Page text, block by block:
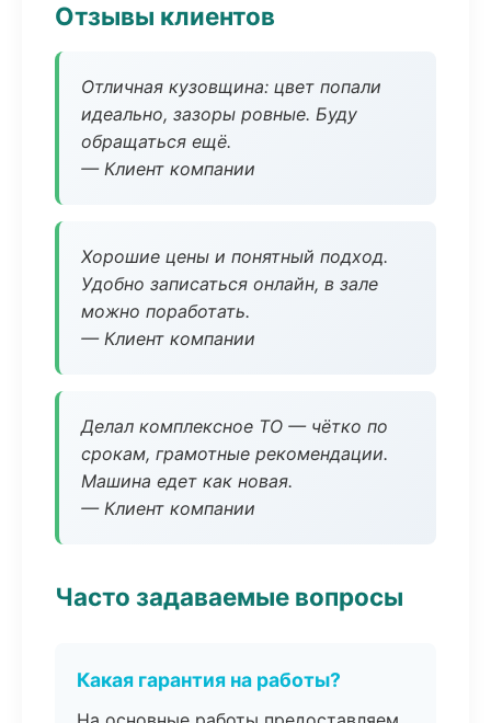
Отзывы клиентов
Отличная кузовщина: цвет попали
идеально, зазоры ровные. Буду
обращаться ещё.
— Клиент компании
Хорошие цены и понятный подход.
Удобно записаться онлайн, в зале
можно поработать.
— Клиент компании
Делал комплексное ТО — чётко по
срокам, грамотные рекомендации.
Машина едет как новая.
— Клиент компании
Часто задаваемые вопросы
Какая гарантия на работы?